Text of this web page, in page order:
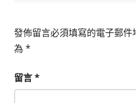
發佈留言必須填寫的電子郵件
為 *
留言 *